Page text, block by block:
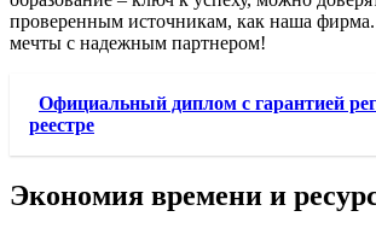
проверенным источникам, как наша фирма.
мечты с надежным партнером!
Официальный диплом с гарантией
реестре
Экономия времени и